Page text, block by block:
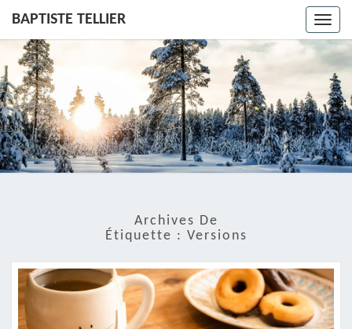
BAPTISTE TELLIER
Archives De
Étiquette : Versions